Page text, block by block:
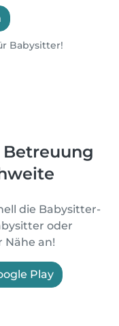
Babysitter!
die Babysitter-
oder
Nähe an!
Play